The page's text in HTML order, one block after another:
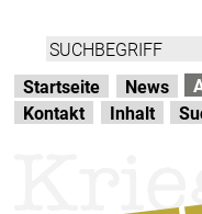
Startseite News
Kontakt
Inhalt